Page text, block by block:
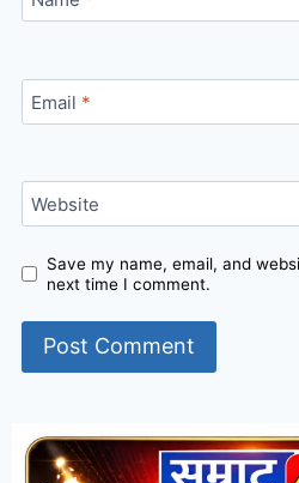
Email *
Website
Save my name, email, and
next time I comment.